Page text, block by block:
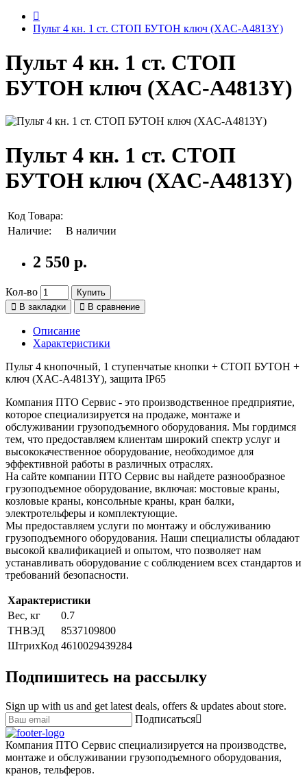
Пульт 4 кн. 1 ст. СТОП БУТОН ключ (XАC-A4813Y)
Пульт 4 кн. 1 ст. СТОП
БУТОН ключ (XАC-A4813Y)
Пульт 4 кн. 1 ст. СТОП
БУТОН ключ (XАC-A4813Y)
Код Товара:
Наличие:
В наличии
2 550 р.
Кол-во
Купить
В закладки
В сравнение
Описание
Характеристики
Пульт 4 кнопочный, 1 ступенчатые кнопки + СТОП БУТОН +
ключ (XАС-A4813Y), защита IP65
Компания ПТО Сервис - это производственное предприятие,
которое специализируется на продаже, монтаже и
обслуживании грузоподъемного оборудования. Мы гордимся
тем, что предоставляем клиентам широкий спектр услуг и
высококачественное оборудование, необходимое для
эффективной работы в различных отраслях.
На сайте компании ПТО Сервис вы найдете разнообразное
грузоподъемное оборудование, включая: мостовые краны,
козловые краны, консольные краны, кран балки,
электротельферы и комплектующие.
Мы предоставляем услуги по монтажу и обслуживанию
грузоподъемного оборудования. Наши специалисты обладают
высокой квалификацией и опытом, что позволяет нам
устанавливать оборудование с соблюдением всех стандартов и
требований безопасности.
Характеристики
Вес, кг
0.7
ТНВЭД
8537109800
ШтрихКод 4610029439284
Подпишитесь на рассылку
Sign up with us and get latest deals, offers & updates about store.
Подписаться
Компания ПТО Сервис специализируется на производстве,
монтаже и обслуживании грузоподъемного оборудования,
кранов, тельферов.